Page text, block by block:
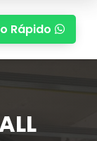
Rápido 